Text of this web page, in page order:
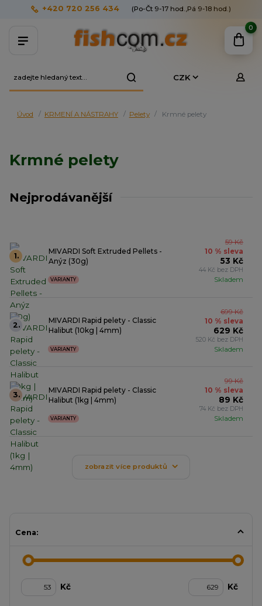
CZK
+420 720 256 434 (Po-Čt 9-17 hod.,Pá 9-18 hod.)
0
Úvod KRMENÍ A NÁSTRAHY Pelety Krmné pelety
Krmné pelety
Nejprodávanější
1.
MIVARDI Soft Extruded Pellets -
Anýz (30g)
Skladem
VARIANTY
59 Kč
10 % sleva
53 Kč
44 Kč bez DPH
2.
MIVARDI Rapid pelety - Classic
Halibut (10kg | 4mm)
Skladem
VARIANTY
699 Kč
10 % sleva
629 Kč
520 Kč bez DPH
3.
MIVARDI Rapid pelety - Classic
Halibut (1kg | 4mm)
Skladem
VARIANTY
99 Kč
10 % sleva
89 Kč
74 Kč bez DPH
zobrazit více produktů
Cena:
Kč Kč